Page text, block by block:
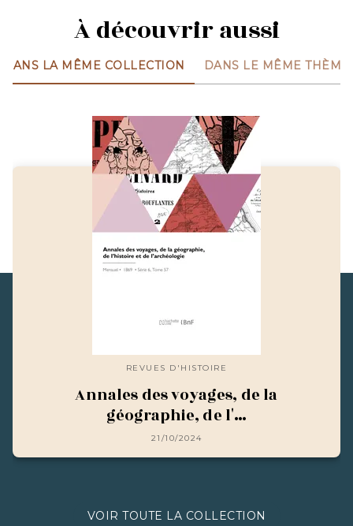
À découvrir aussi
DANS LA MÊME COLLECTION DANS LE MÊME THÈME
REVUES D'HISTOIRE
Annales des voyages, de la
géographie, de l'…
21/10/2024
VOIR TOUTE LA COLLECTION